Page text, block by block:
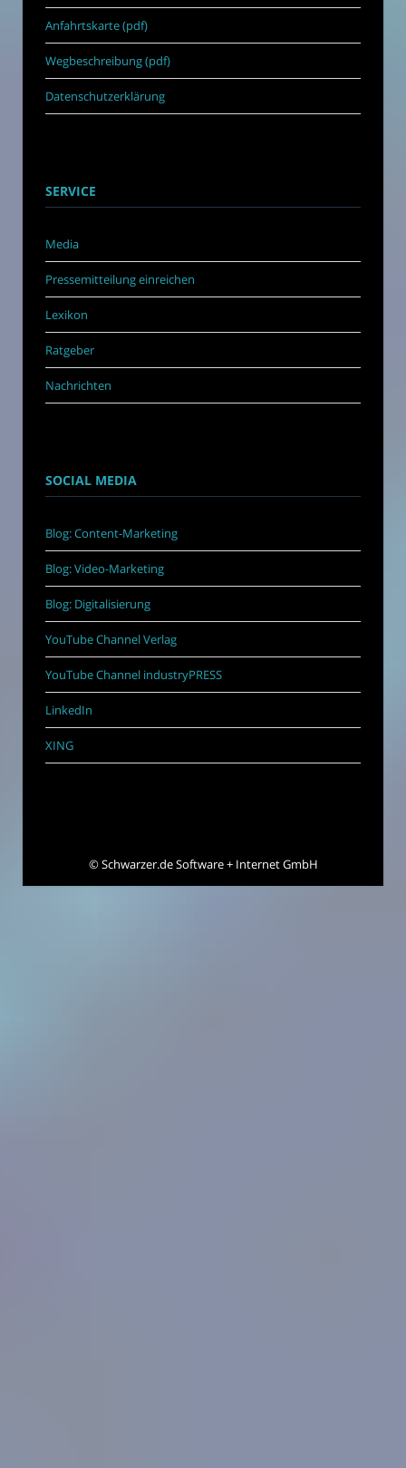
Anfahrtskarte (pdf)
Wegbeschreibung (pdf)
Datenschutzerklärung
SERVICE
Media
Pressemitteilung einreichen
Lexikon
Ratgeber
Nachrichten
SOCIAL MEDIA
Blog: Content-Marketing
Blog: Video-Marketing
Blog: Digitalisierung
YouTube Channel Verlag
YouTube Channel industryPRESS
LinkedIn
XING
©Schwarzer.de Software + Internet GmbH